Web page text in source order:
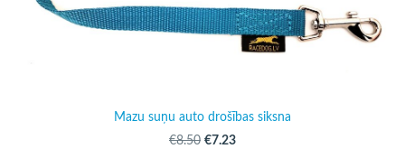
Mazu suņu auto drošības siksna
€8.50 €7.23